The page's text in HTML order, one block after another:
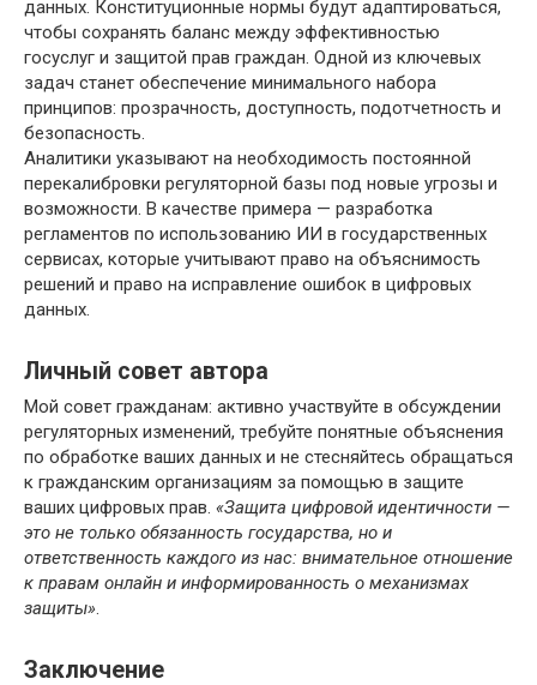
данных. Конституционные нормы будут адаптироваться,
чтобы сохранять баланс между эффективностью
госуслуг и защитой прав граждан. Одной из ключевых
задач станет обеспечение минимального набора
принципов: прозрачность, доступность, подотчетность и
безопасность.
Аналитики указывают на необходимость постоянной
перекалибровки регуляторной базы под новые угрозы и
возможности. В качестве примера — разработка
регламентов по использованию ИИ в государственных
сервисах, которые учитывают право на объяснимость
решений и право на исправление ошибок в цифровых
данных.
Личный совет автора
Мой совет гражданам: активно участвуйте в обсуждении
регуляторных изменений, требуйте понятные объяснения
по обработке ваших данных и не стесняйтесь обращаться
к гражданским организациям за помощью в защите
ваших цифровых прав. «Защита цифровой идентичности —
это не только обязанность государства, но и
ответственность каждого из нас: внимательное отношение
к правам онлайн и информированность о механизмах
защиты».
Заключение